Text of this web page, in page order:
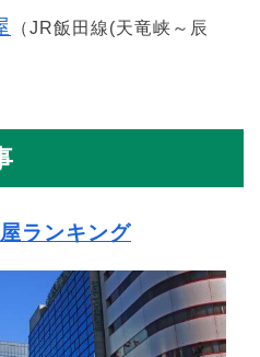
（JR飯田線(天竜峡～辰
ランキング